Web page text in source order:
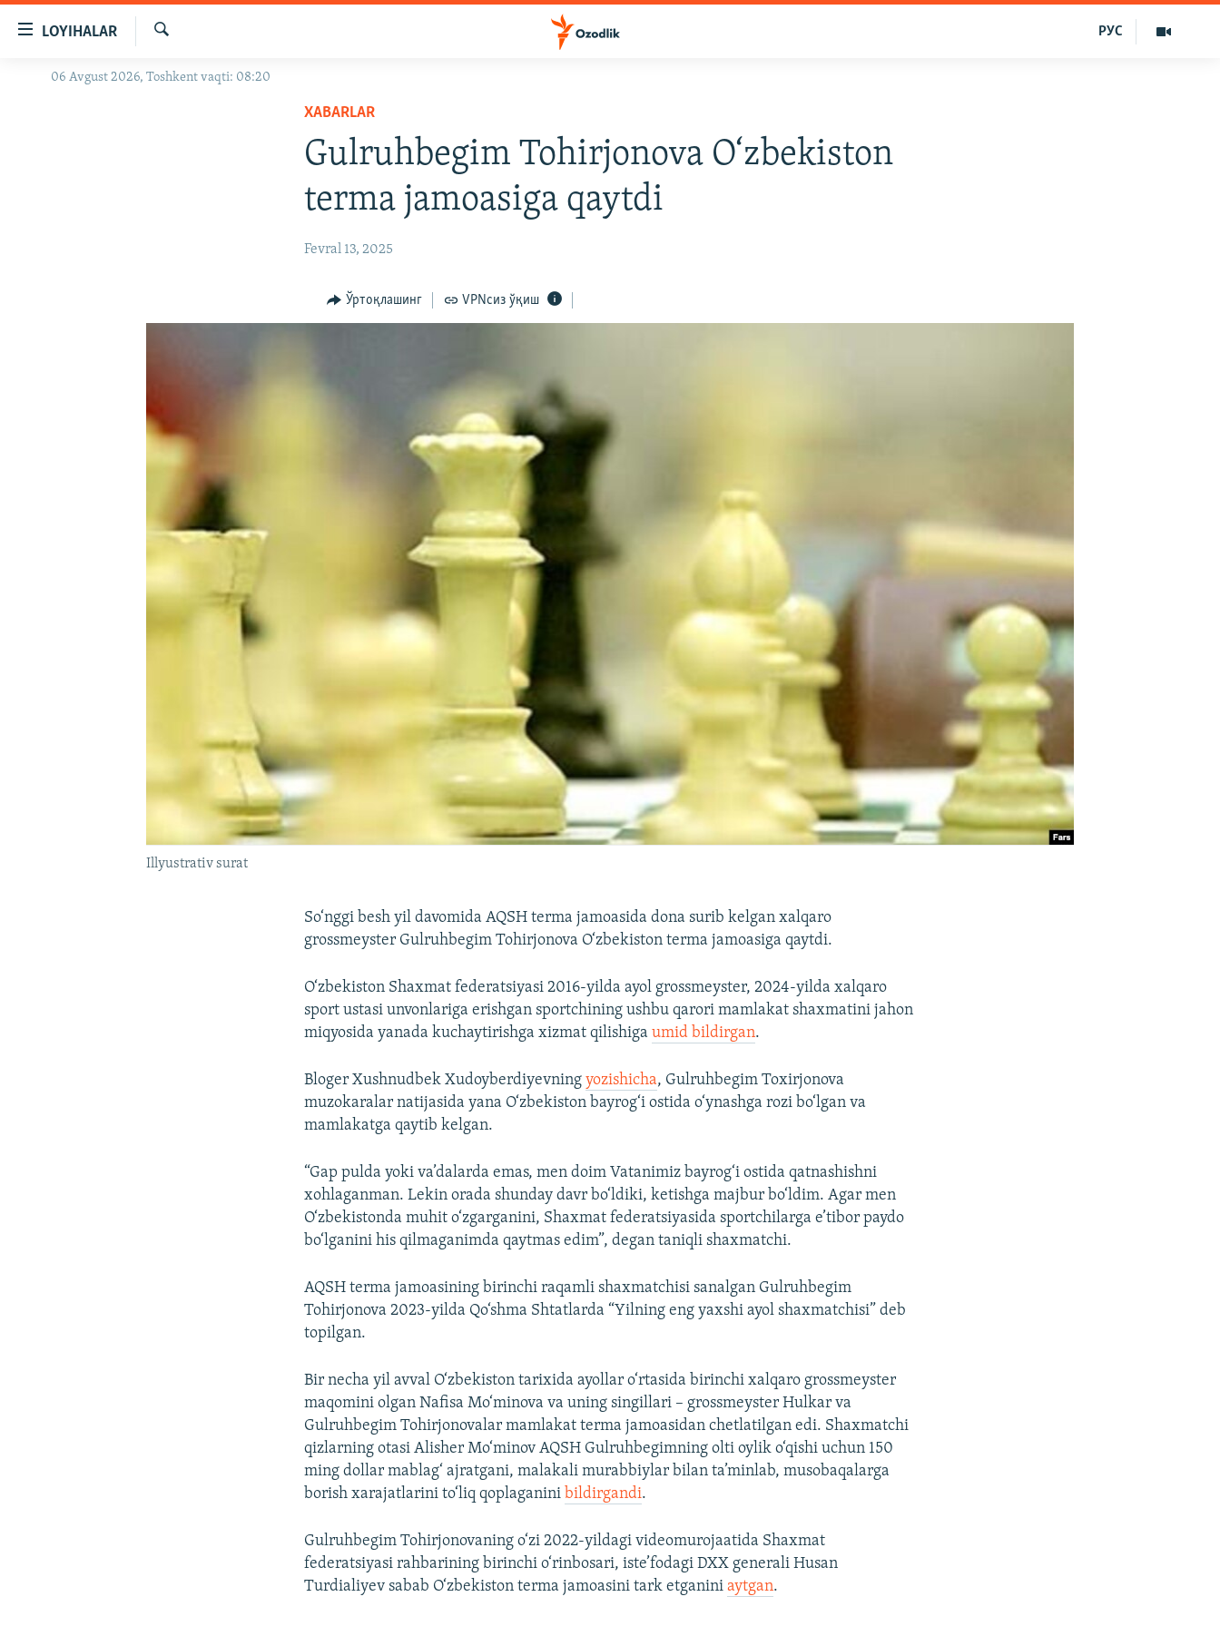
Бош
LOYIHALAR
OZODLIK SURISHTIRUVLARI
Излаш
РУС
06 Avgust 2026, Toshkent vaqti: 08:20
XABARLAR
Gulruhbegim Tohirjonova O‘zbekiston
terma jamoasiga qaytdi
Fevral 13, 2025
Ўртоқлашинг VPNсиз ўқиш
Illyustrativ surat
So‘nggi besh yil davomida AQSH terma jamoasida dona surib kelgan xalqaro
grossmeyster Gulruhbegim Tohirjonova O‘zbekiston terma jamoasiga qaytdi.
O‘zbekiston Shaxmat federatsiyasi 2016-yilda ayol grossmeyster, 2024-yilda xalqaro
sport ustasi unvonlariga erishgan sportchining ushbu qarori mamlakat shaxmatini jahon
miqyosida yanada kuchaytirishga xizmat qilishigaumid bildirgan.
Bloger Xushnudbek Xudoyberdiyevningyozishicha, Gulruhbegim Toxirjonova
muzokaralar natijasida yana O‘zbekiston bayrog‘i ostida o‘ynashga rozi bo‘lgan va
mamlakatga qaytib kelgan.
“Gap pulda yoki va’dalarda emas, men doim Vatanimiz bayrog‘i ostida qatnashishni
xohlaganman. Lekin orada shunday davr bo‘ldiki, ketishga majbur bo‘ldim. Agar men
O‘zbekistonda muhit o‘zgarganini, Shaxmat federatsiyasida sportchilarga e’tibor paydo
bo‘lganini his qilmaganimda qaytmas edim”, degan taniqli shaxmatchi.
AQSH terma jamoasining birinchi raqamli shaxmatchisi sanalgan Gulruhbegim
Tohirjonova 2023-yilda Qo‘shma Shtatlarda “Yilning eng yaxshi ayol shaxmatchisi” deb
topilgan.
Bir necha yil avval O‘zbekiston tarixida ayollar o‘rtasida birinchi xalqaro grossmeyster
maqomini olgan Nafisa Mo‘minova va uning singillari – grossmeyster Hulkar va
Gulruhbegim Tohirjonovalar mamlakat terma jamoasidan chetlatilgan edi. Shaxmatchi
qizlarning otasi Alisher Mo‘minov AQSH Gulruhbegimning olti oylik o‘qishi uchun 150
ming dollar mablag‘ ajratgani, malakali murabbiylar bilan ta’minlab, musobaqalarga
borish xarajatlarini to‘liq qoplaganini bildirgandi.
Gulruhbegim Tohirjonovaning o‘zi 2022-yildagi videomurojaatida Shaxmat
federatsiyasi rahbarining birinchi o‘rinbosari, iste’fodagi DXX generali Husan
Turdialiyev sabab O‘zbekiston terma jamoasini tark etganiniaytgan.